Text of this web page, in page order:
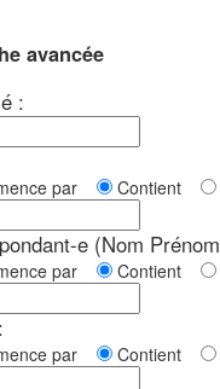
avancée
:
par Contient
e (Nom
par Contient
par Contient